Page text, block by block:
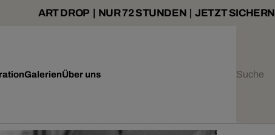
ART DROP | NUR 72 STUNDEN | JETZT SICHERN
GalerienÜber uns